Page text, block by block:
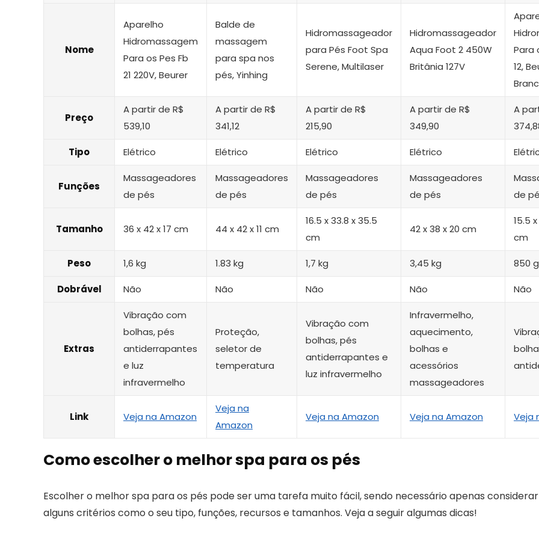
Nome
Aparelho
Hidromassagem
Para os Pes Fb
21 220V, Beurer
Balde de
massagem
para spa nos
pés, Yinhing
Hidromassageador
para Pés Foot Spa
Serene, Multilaser
Hidromassageador
Aqua Foot 2 450W
Britânia 127V
Para
12,
Preço
A partir de R$
539,10
A partir de R$
341,12
A partir de R$
215,90
A partir de R$
349,90
A
Tipo Elétrico Elétrico Elétrico Elétrico
Funções
Massageadores
de pés
Massageadores
de pés
Massageadores
de pés
Massageadores
de pés
de
Tamanho 36 x 42 x 17 cm 44 x 42 x 11 cm
16.5 x 33.8 x 35.5
cm
42 x 38 x 20 cm
15.5
cm
Peso 1,6 kg 1.83 kg 1,7 kg 3,45 kg 850 g
Dobrável Não Não Não Não Não
Extras
Vibração com
bolhas, pés
antiderrapantes
e luz
infravermelho
Proteção,
seletor de
temperatura
Vibração com
bolhas, pés
antiderrapantes e
luz infravermelho
Infravermelho,
aquecimento,
bolhas e
acessórios
massageadores
Link Veja na Amazon
Veja na
Amazon
Veja na Amazon Veja na Amazon Veja
Como escolher o melhor spa para os pés
Escolher o melhor spa para os pés pode ser uma tarefa muito fácil, sendo necessário apenas considerar
alguns critérios como o seu tipo, funções, recursos e tamanhos. Veja a seguir algumas dicas!